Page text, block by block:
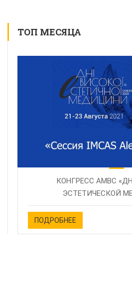
ТОП МЕСЯЦА
КОНГРЕСС AMBC
ЭСТЕТИЧЕСКОЙ
ПОДРОБНЕЕ